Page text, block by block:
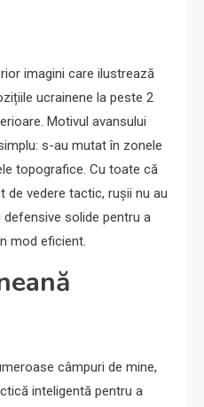
imagini care ilustrează
ucrainene la peste 2
Motivul avansului
s-au mutat în zonele
topografice. Cu toate că
de vedere tactic, rușii nu au
solide pentru a
mod eficient.
câmpuri de mine,
inteligentă pentru a